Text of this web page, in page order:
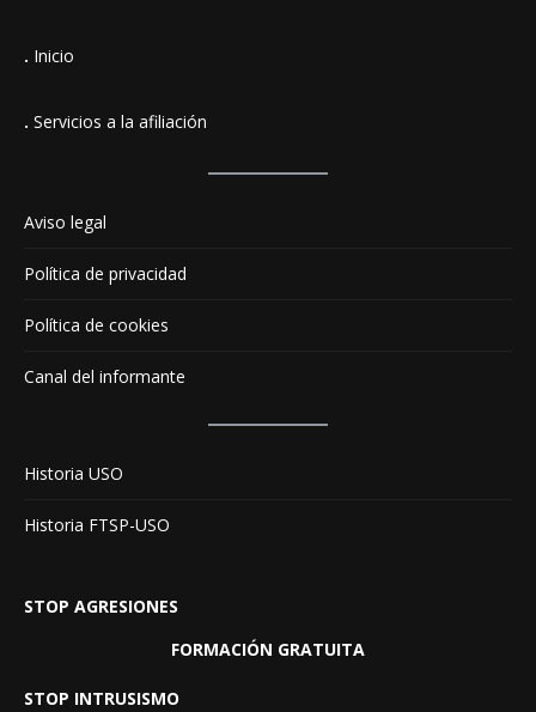
. Inicio
. Servicios a la afiliación
Aviso legal
Política de privacidad
Política de cookies
Canal del informante
Historia USO
Historia FTSP-USO
STOP AGRESIONES
FORMACIÓN GRATUITA
STOP INTRUSISMO